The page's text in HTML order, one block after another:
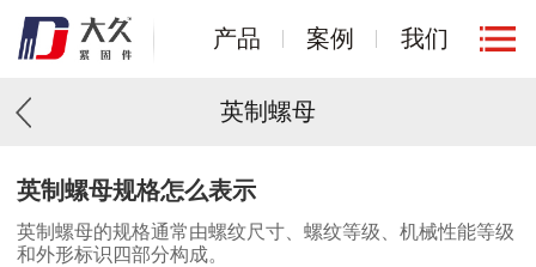
产品 案例 我们
英制螺母
英制螺母规格怎么表示
英制螺母的规格通常由螺纹尺寸、螺纹等级、机械性能等级
和外形标识四部分构成。